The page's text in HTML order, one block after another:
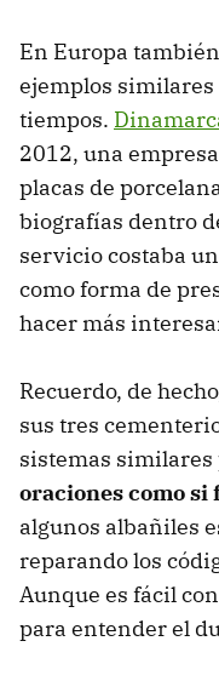
En Europa
ejemplos similares
tiempos.
2012, una
placas de
biografías dentro
servicio costaba
como forma de
hacer más
Recuerdo, de
sus tres
sistemas similares
oraciones como
algunos albañiles
reparando los
Aunque es fácil
para entender el